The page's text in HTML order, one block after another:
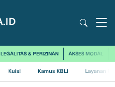
LEGALITAS & PERIZINAN AKSES MODAL
Kuis! Kamus KBLI Layanan